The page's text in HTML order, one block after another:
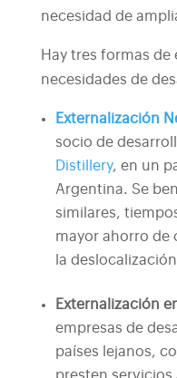
necesidad de
Hay tres formas de
necesidades de
Externalización
socio de
Distillery, en un
Argentina. Se
similares,
mayor ahorro de
la
Externalización
empresas de
países lejanos,
presten